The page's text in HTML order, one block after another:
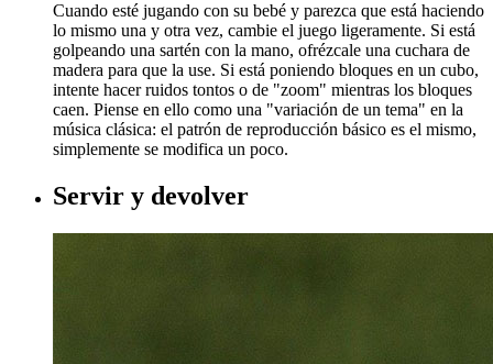
​Cuando esté jugando con su bebé y parezca que está haciendo
lo mismo una y otra vez, cambie el juego ligeramente. Si está
golpeando una sartén con la mano, ofrézcale una cuchara de
madera para que la use. Si está poniendo bloques en un cubo,
intente hacer ruidos tontos o de "zoom" mientras los bloques
caen. Piense en ello como una "variación de un tema" en la
música clásica: el patrón de reproducción básico es el mismo,
simplemente se modifica un poco.​​​
Servir y devolver